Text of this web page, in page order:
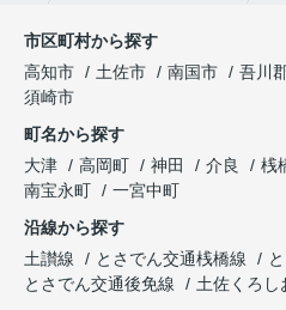
市区町村から探す
高知市
土佐市 南国市 吾川
須崎市
町名から探す
大津
高岡町 神田 介良 桟
南宝永町
一宮中町
沿線から探す
土讃線
とさでん交通桟橋線
とさでん交通後免線
土佐くろし